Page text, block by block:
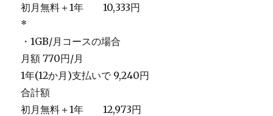
初月無料＋1年 10,333円
*
・1GB/月コースの場合
月額 770円/月
1年(12か月)支払いで 9,240円
合計額
初月無料＋1年 12,973円